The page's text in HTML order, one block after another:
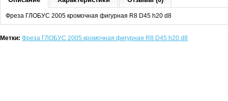
Фреза ГЛОБУС 2005 кромочная фигурная R8 D45 h20 d8
Метки: Фреза ГЛОБУС 2005 кромочная фигурная R8 D45 h20 d8